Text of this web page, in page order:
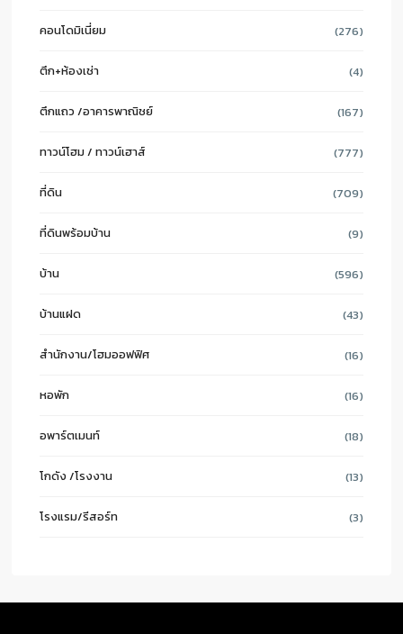
คอนโดมิเนี่ยม (276)
ตึก+ห้องเช่า (4)
ตึกแถว /อาคารพาณิชย์ (167)
ทาวน์โฮม / ทาวน์เฮาส์ (777)
ที่ดิน (709)
ที่ดินพร้อมบ้าน (9)
บ้าน (596)
บ้านแฝด (43)
สำนักงาน/โฮมออฟฟิศ (16)
หอพัก (16)
อพาร์ตเมนท์ (18)
โกดัง /โรงงาน (13)
โรงแรม/รีสอร์ท (3)